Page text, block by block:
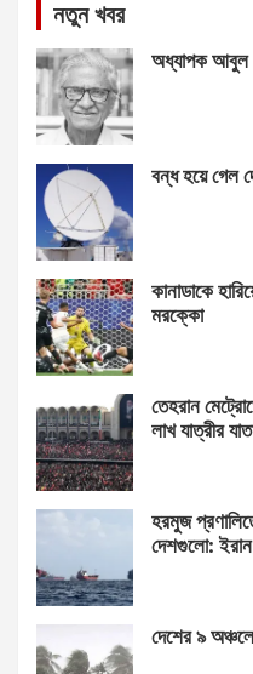
নতুন খবর
অধ্যাপক আবুল
বন্ধ হয়ে গেল
কানাডাকে
মরক্কো
তেহরান
লাখ যাত্রীর
হরমুজ
দেশগুলো: ইরান
দেশের ৯